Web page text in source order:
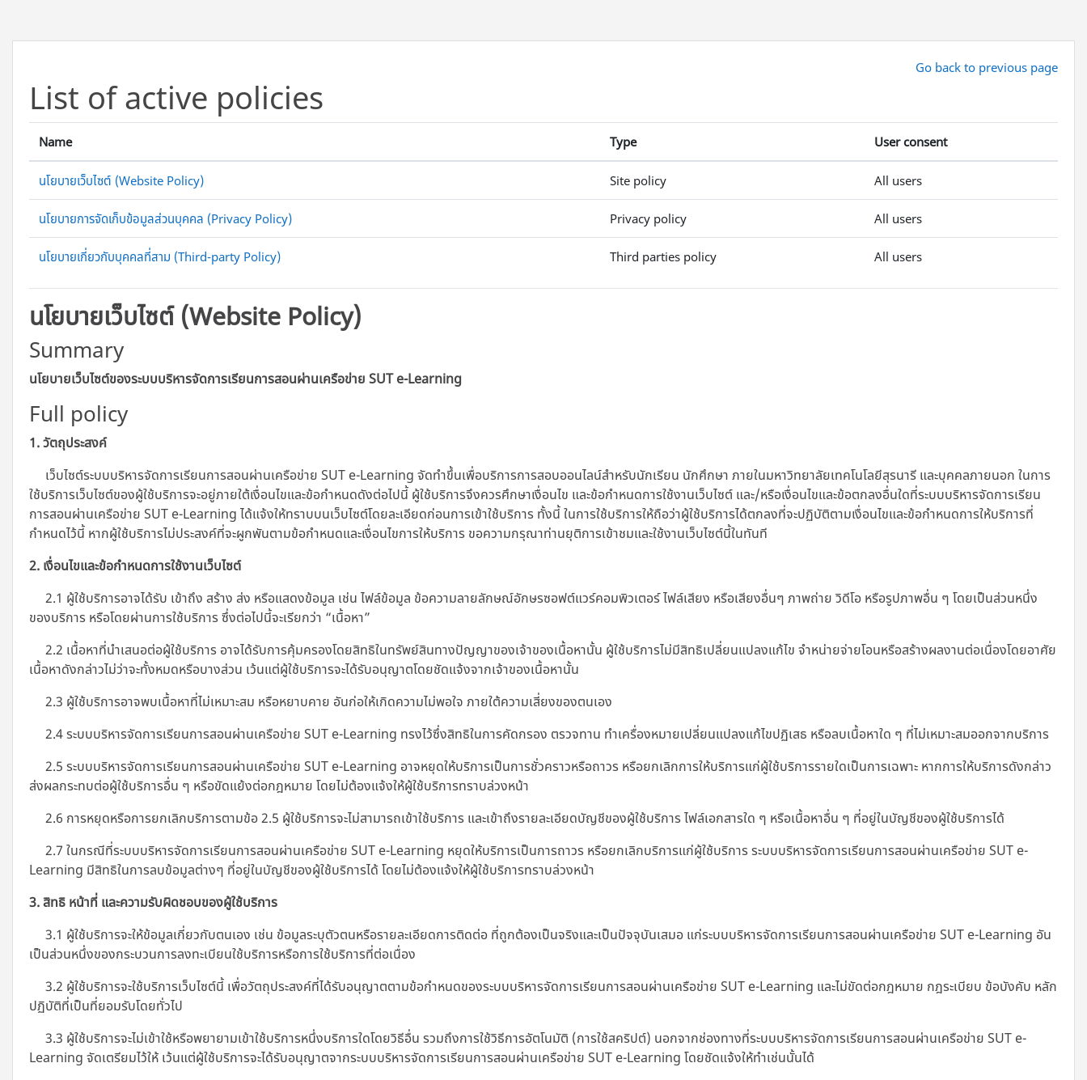
Go back to previous page
List of active policies
Name Type User consent
นโยบายเว็บไซต์ (Website Policy) Site policy All users
นโยบายการจัดเก็บข้อมูลส่วนบุคคล (Privacy Policy) Privacy policy All users
นโยบายเกี่ยวกับบุคคลที่สาม (Third-party Policy) Third parties policy All users
นโยบายเว็บไซต์ (Website Policy)
Summary
นโยบายเว็บไซต์ของระบบบริหารจัดการเรียนการสอนผ่านเครือข่าย SUT e-Learning
Full policy
1. วัตถุประสงค์
เว็บไซต์ระบบบริหารจัดการเรียนการสอนผ่านเครือข่าย SUT e-Learning จัดทำขึ้นเพื่อบริการการสอบออนไลน์สำหรับนักเรียน นักศึกษา ภายในมหาวิทยาลัยเทคโนโลยีสุรนารี และบุคคลภายนอก ในการ
ใช้บริการเว็บไซต์ของผู้ใช้บริการจะอยู่ภายใต้เงื่อนไขและข้อกำหนดดังต่อไปนี้ ผู้ใช้บริการจึงควรศึกษาเงื่อนไข และข้อกำหนดการใช้งานเว็บไซต์ และ/หรือเงื่อนไขและข้อตกลงอื่นใดที่ระบบบริหารจัดการเรียน
การสอนผ่านเครือข่าย SUT e-Learning ได้แจ้งให้ทราบบนเว็บไซต์โดยละเอียดก่อนการเข้าใช้บริการ ทั้งนี้ ในการใช้บริการให้ถือว่าผู้ใช้บริการได้ตกลงที่จะปฏิบัติตามเงื่อนไขและข้อกำหนดการให้บริการที่
กำหนดไว้นี้ หากผู้ใช้บริการไม่ประสงค์ที่จะผูกพันตามข้อกำหนดและเงื่อนไขการให้บริการ ขอความกรุณาท่านยุติการเข้าชมและใช้งานเว็บไซต์นี้ในทันที
2. เงื่อนไขและข้อกำหนดการใช้งานเว็บไซต์
2.1 ผู้ใช้บริการอาจได้รับ เข้าถึง สร้าง ส่ง หรือแสดงข้อมูล เช่น ไฟล์ข้อมูล ข้อความลายลักษณ์อักษรซอฟต์แวร์คอมพิวเตอร์ ไฟล์เสียง หรือเสียงอื่นๆ ภาพถ่าย วิดีโอ หรือรูปภาพอื่น ๆ โดยเป็นส่วนหนึ่ง
ของบริการ หรือโดยผ่านการใช้บริการ ซึ่งต่อไปนี้จะเรียกว่า “เนื้อหา”
2.2 เนื้อหาที่นำเสนอต่อผู้ใช้บริการ อาจได้รับการคุ้มครองโดยสิทธิในทรัพย์สินทางปัญญาของเจ้าของเนื้อหานั้น ผู้ใช้บริการไม่มีสิทธิเปลี่ยนแปลงแก้ไข จำหน่ายจ่ายโอนหรือสร้างผลงานต่อเนื่องโดยอาศัย
เนื้อหาดังกล่าวไม่ว่าจะทั้งหมดหรือบางส่วน เว้นแต่ผู้ใช้บริการจะได้รับอนุญาตโดยชัดแจ้งจากเจ้าของเนื้อหานั้น
2.3 ผู้ใช้บริการอาจพบเนื้อหาที่ไม่เหมาะสม หรือหยาบคาย อันก่อให้เกิดความไม่พอใจ ภายใต้ความเสี่ยงของตนเอง
2.4 ระบบบริหารจัดการเรียนการสอนผ่านเครือข่าย SUT e-Learning ทรงไว้ซึ่งสิทธิในการคัดกรอง ตรวจทาน ทำเครื่องหมายเปลี่ยนแปลงแก้ไขปฏิเสธ หรือลบเนื้อหาใด ๆ ที่ไม่เหมาะสมออกจากบริการ
2.5 ระบบบริหารจัดการเรียนการสอนผ่านเครือข่าย SUT e-Learning อาจหยุดให้บริการเป็นการชั่วคราวหรือถาวร หรือยกเลิกการให้บริการแก่ผู้ใช้บริการรายใดเป็นการเฉพาะ หากการให้บริการดังกล่าว
ส่งผลกระทบต่อผู้ใช้บริการอื่น ๆ หรือขัดแย้งต่อกฎหมาย โดยไม่ต้องแจ้งให้ผู้ใช้บริการทราบล่วงหน้า
2.6 การหยุดหรือการยกเลิกบริการตามข้อ 2.5 ผู้ใช้บริการจะไม่สามารถเข้าใช้บริการ และเข้าถึงรายละเอียดบัญชีของผู้ใช้บริการ ไฟล์เอกสารใด ๆ หรือเนื้อหาอื่น ๆ ที่อยู่ในบัญชีของผู้ใช้บริการได้
2.7 ในกรณีที่ระบบบริหารจัดการเรียนการสอนผ่านเครือข่าย SUT e-Learning หยุดให้บริการเป็นการถาวร หรือยกเลิกบริการแก่ผู้ใช้บริการ ระบบบริหารจัดการเรียนการสอนผ่านเครือข่าย SUT e-
Learning มีสิทธิในการลบข้อมูลต่างๆ ที่อยู่ในบัญชีของผู้ใช้บริการได้ โดยไม่ต้องแจ้งให้ผู้ใช้บริการทราบล่วงหน้า
3. สิทธิ หน้าที่ และความรับผิดชอบของผู้ใช้บริการ
3.1 ผู้ใช้บริการจะให้ข้อมูลเกี่ยวกับตนเอง เช่น ข้อมูลระบุตัวตนหรือรายละเอียดการติดต่อ ที่ถูกต้องเป็นจริงและเป็นปัจจุบันเสมอ แก่ระบบบริหารจัดการเรียนการสอนผ่านเครือข่าย SUT e-Learning อัน
เป็นส่วนหนึ่งของกระบวนการลงทะเบียนใช้บริการหรือการใช้บริการที่ต่อเนื่อง
3.2 ผู้ใช้บริการจะใช้บริการเว็บไซต์นี้ เพื่อวัตถุประสงค์ที่ได้รับอนุญาตตามข้อกำหนดของระบบบริหารจัดการเรียนการสอนผ่านเครือข่าย SUT e-Learning และไม่ขัดต่อกฎหมาย กฎระเบียบ ข้อบังคับ หลัก
ปฏิบัติที่เป็นที่ยอมรับโดยทั่วไป
3.3 ผู้ใช้บริการจะไม่เข้าใช้หรือพยายามเข้าใช้บริการหนึ่งบริการใดโดยวิธีอื่น รวมถึงการใช้วิธีการอัตโนมัติ (การใช้สคริปต์) นอกจากช่องทางที่ระบบบริหารจัดการเรียนการสอนผ่านเครือข่าย SUT e-
Learning จัดเตรียมไว้ให้ เว้นแต่ผู้ใช้บริการจะได้รับอนุญาตจากระบบบริหารจัดการเรียนการสอนผ่านเครือข่าย SUT e-Learning โดยชัดแจ้งให้ทำเช่นนั้นได้